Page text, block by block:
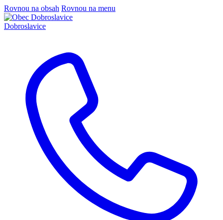
Rovnou na obsah Rovnou na menu
Dobroslavice